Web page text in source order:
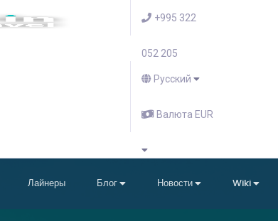
+995 322
052 205
Русский
Валюта EUR
Лайнеры Блог Новости Wiki